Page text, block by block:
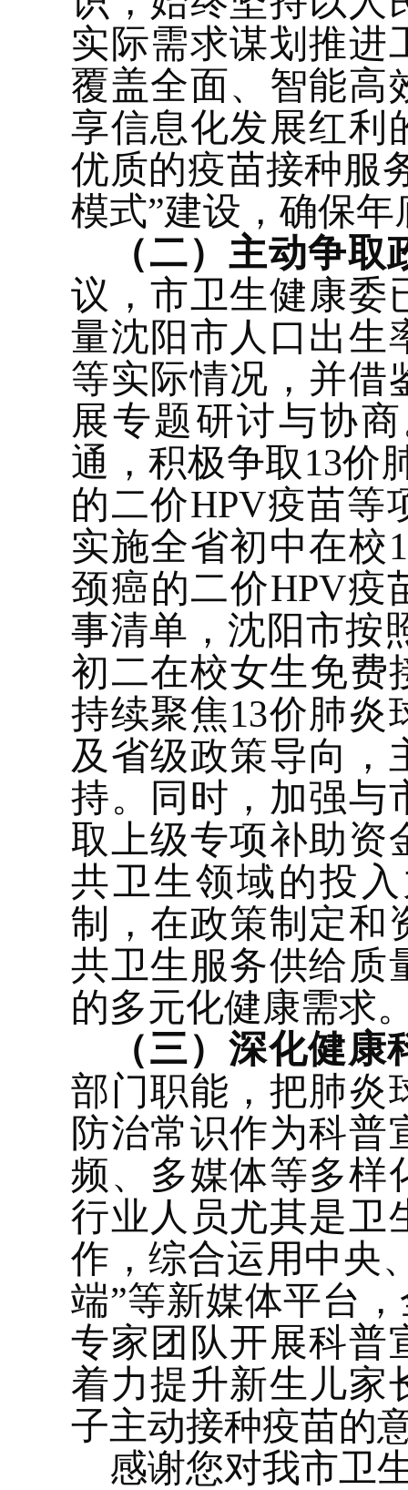
实际需求谋划推进
覆盖全面、智能高
享信息化发展红利
优质的疫苗接种服
模式”建设，确保
（二）主动争
议，市卫生健康委
量沈阳市人口出生
等实际情况，并借
展专题研讨与协
通，积极争取 13价
的二价HPV疫苗等
实施全省初中在校
颈癌的二价HPV疫
事清单，沈阳市按
初二在校女生免费
持续聚焦13价肺炎
及省级政策导向，
持。同时，加强与
取上级专项补助资
共卫生领域的投
制，在政策制定和
共卫生服务供给质
的多元化健康需求
（三）深化健
部门职能，把肺炎
防治常识作为科普
频、多媒体等多样
行业人员尤其是卫
作，综合运用中央
端”等新媒体平台
专家团队开展科普
着力提升新生儿家
子主动接种疫苗的
感谢您对我市卫